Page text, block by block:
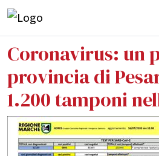
Coronavirus: un
provincia di
1.200 tamponi